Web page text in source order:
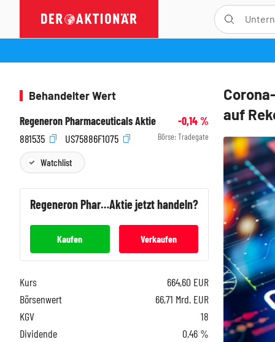
auf
Behandelter Wert
Regeneron Pharmaceuticals Aktie
-0,14%
881535
US75886F1075 Börse: Tradegate
Watchlist
Regeneron PharmaceuticalsAktie jetzt handeln?
Kaufen Verkaufen
Kurs 664,60 EUR
Börsenwert
66,71 Mrd. EUR
KGV
18
Dividende
0,46 %